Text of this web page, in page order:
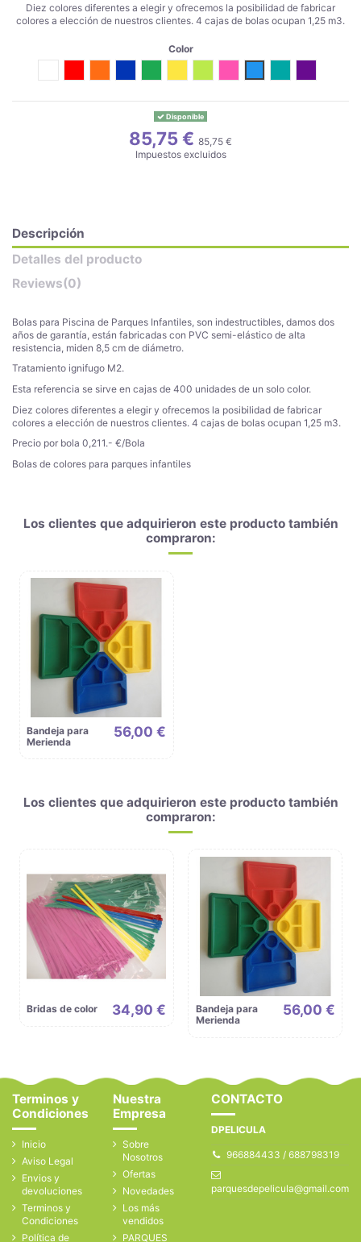
Diez colores diferentes a elegir y ofrecemos la posibilidad de fabricar
colores a elección de nuestros clientes. 4 cajas de bolas ocupan 1,25 m3.
Color
Disponible
85,75 € 85,75 €
Impuestos excluidos
Descripción
Detalles del producto
Reviews(0)
Bolas para Piscina de Parques Infantiles, son indestructibles, damos dos
años de garantía, están fabricadas con PVC semi-elástico de alta
resistencia, miden 8,5 cm de diámetro.
Tratamiento ignifugo M2.
Esta referencia se sirve en cajas de 400 unidades de un solo color.
Diez colores diferentes a elegir y ofrecemos la posibilidad de fabricar
colores a elección de nuestros clientes. 4 cajas de bolas ocupan 1,25 m3.
Precio por bola 0,211.- €/Bola
Bolas de colores para parques infantiles
Los clientes que adquirieron este producto también
compraron:
Bandeja para
Merienda
56,00 €
Los clientes que adquirieron este producto también
compraron:
Bridas de color 34,90 €
Bandeja para
Merienda
56,00 €
Terminos y
Condiciones
Inicio
Aviso Legal
Envios y
devoluciones
Terminos y
Condiciones
Política de
Nuestra
Empresa
Sobre
Nosotros
Ofertas
Novedades
Los más
vendidos
PARQUES
CONTACTO
DPELICULA
966884433 / 688798319
parquesdepelicula@gmail.com